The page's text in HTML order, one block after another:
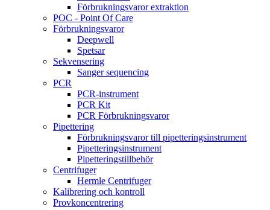
Förbrukningsvaror extraktion
POC - Point Of Care
Förbrukningsvaror
Deepwell
Spetsar
Sekvensering
Sanger sequencing
PCR
PCR-instrument
PCR Kit
PCR Förbrukningsvaror
Pipettering
Förbrukningsvaror till pipetteringsinstrument
Pipetteringsinstrument
Pipetteringstillbehör
Centrifuger
Hermle Centrifuger
Kalibrering och kontroll
Provkoncentrering